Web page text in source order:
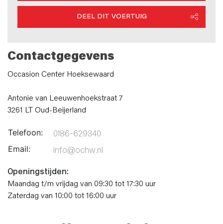
DEEL DIT VOERTUIG
Contactgegevens
Occasion Center Hoeksewaard
Antonie van Leeuwenhoekstraat 7
3261 LT Oud-Beijerland
Telefoon: 0186-629340
Email: info@ochw.nl
Openingstijden:
Maandag t/m vrijdag van 09:30 tot 17:30 uur
Zaterdag van 10:00 tot 16:00 uur